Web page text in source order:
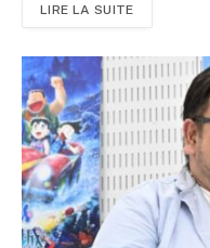
LIRE LA SUITE